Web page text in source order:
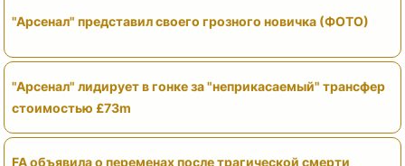
"Арсенал" представил своего грозного новичка (ФОТО)
"Арсенал" лидирует в гонке за "неприкасаемый" трансфер
стоимостью £73m
FA объявила о переменах после трагической смерти